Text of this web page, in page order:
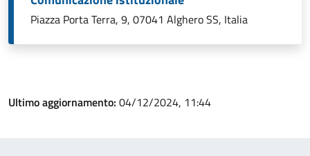
Piazza Porta Terra, 9, 07041 Alghero SS, Italia
Ultimo aggiornamento: 04/12/2024, 11:44